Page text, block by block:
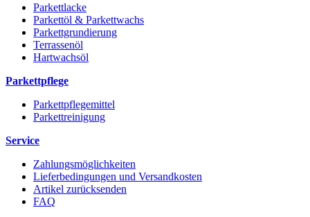
Parkettlacke
Parkettöl & Parkettwachs
Parkettgrundierung
Terrassenöl
Hartwachsöl
Parkettpflege
Parkettpflegemittel
Parkettreinigung
Service
Zahlungsmöglichkeiten
Lieferbedingungen und Versandkosten
Artikel zurücksenden
FAQ